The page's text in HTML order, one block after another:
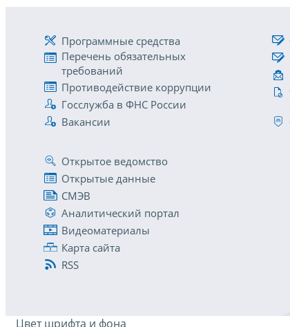
Программные средства
Перечень обязательных
требований
Противодействие коррупции
Госслужба в ФНС России
Вакансии
Открытое ведомство
Открытые данные
СМЭВ
Аналитический портал
Видеоматериалы
Карта сайта
RSS
Цвет шрифта и фона